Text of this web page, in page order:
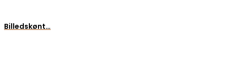
Billedskønt…